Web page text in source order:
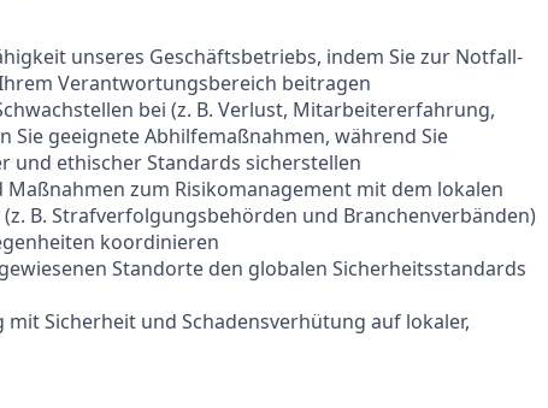
unseres Geschäftsbetriebs, indem Sie zur Notfall-
Verantwortungsbereich beitragen
bei (z. B. Verlust, Mitarbeitererfahrung,
Sie geeignete Abhilfemaßnahmen, während Sie
und ethischer Standards sicherstellen
zum Risikomanagement mit dem lokalen
B. Strafverfolgungsbehörden und Branchenverbänden)
koordinieren
Standorte den globalen Sicherheitsstandards
mit Sicherheit und Schadensverhütung auf lokaler,